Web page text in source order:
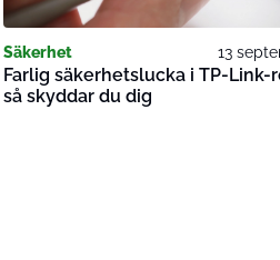
Säkerhet 13
Farlig säkerhetslucka i TP-Link-
så skyddar du dig